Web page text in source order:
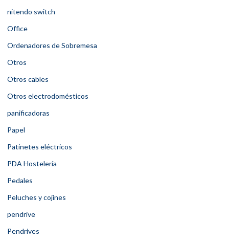
nitendo switch
Office
Ordenadores de Sobremesa
Otros
Otros cables
Otros electrodomésticos
panificadoras
Papel
Patinetes eléctricos
PDA Hostelería
Pedales
Peluches y cojines
pendrive
Pendrives